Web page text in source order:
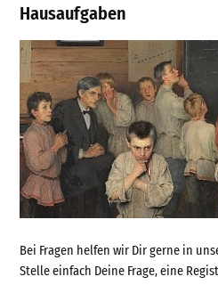
Hausaufgaben
Bei Fragen helfen wir Dir gerne in
Stelle einfach Deine Frage, eine